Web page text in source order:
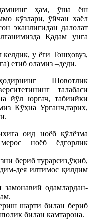
ҳам, ўша ёш
кўзлари, ўйчан хаёл
эканлигидан далолат
Қадам унга
у ёғи Тошҳовуз,
етиб оламиз –деди.
Шовотлик
талабаси
йўл юргач, табиийки
Кўҳна Урганч,тарих,
оид ноёб қўлёзма
ноёб ёдгорлик
бериб турарсиз,ўқиб,
дея илтимос қилдим
одамлардан-
шарти билан бериб
билан камтарона.